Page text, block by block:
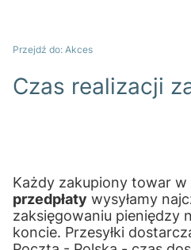
Przejdź do: Akces
Czas realizacji
Każdy zakupiony towar w
przedpłaty wysyłamy
zaksięgowaniu pieniędzy
koncie. Przesyłki